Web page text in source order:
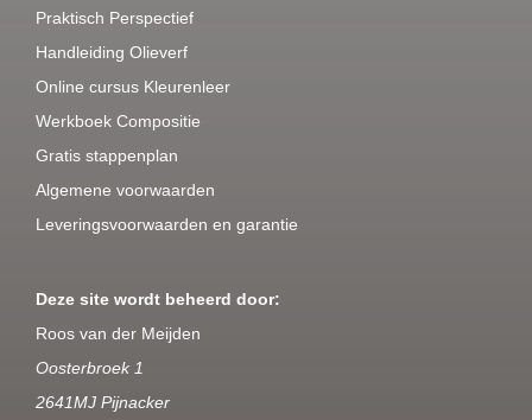
Praktisch Perspectief
Handleiding Olieverf
Online cursus Kleurenleer
Werkboek Compositie
Gratis stappenplan
Algemene voorwaarden
Leveringsvoorwaarden en garantie
Deze site wordt beheerd door:
Roos van der Meijden
Oosterbroek 1
2641MJ Pijnacker